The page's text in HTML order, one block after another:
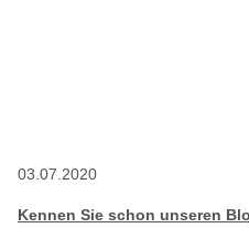
03.07.2020
Kennen Sie schon unseren